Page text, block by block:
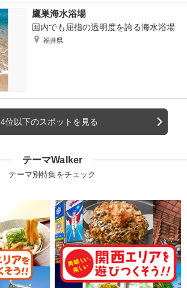
鷹巣海水浴場
国内でも屈指の透明度を誇る海水浴場
福井県
4位以下のスポットを見る
テーマWalker
テーマ別特集をチェック